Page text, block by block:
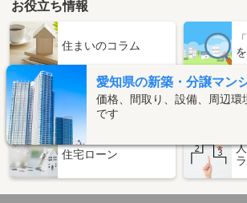
お役立ち情報
住まいのコラム
暮らしのデータ
(補助金・助成金情報)
住宅ローン
愛知県の新築・分譲マン
価格、間取り、設備、周辺環
です